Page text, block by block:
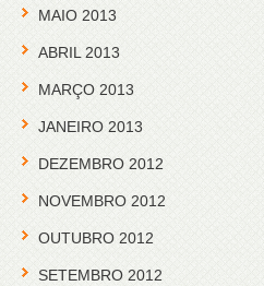
MAIO 2013
ABRIL 2013
MARÇO 2013
JANEIRO 2013
DEZEMBRO 2012
NOVEMBRO 2012
OUTUBRO 2012
SETEMBRO 2012